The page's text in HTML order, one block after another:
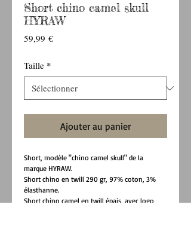
Short chino camel skull
HYRAW
59,99 €Prix
Taille *
Ajouter au panier
Short, modèle "chino camel skull" de la
marque HYRAW.
Short chino en twill 290 gr, 97% coton, 3%
élasthanne.
Short chino camel en twill épais, avec logo